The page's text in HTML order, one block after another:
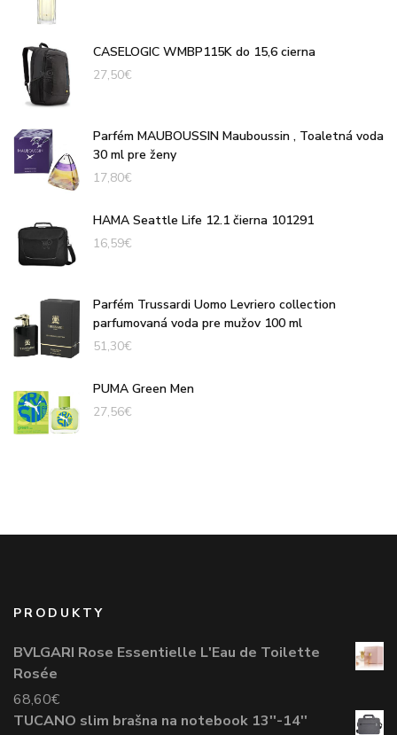
CASELOGIC WMBP115K do 15,6 cierna
27,50€
Parfém MAUBOUSSIN Mauboussin , Toaletná voda
30 ml pre ženy
17,80€
HAMA Seattle Life 12.1 čierna 101291
16,59€
Parfém Trussardi Uomo Levriero collection
parfumovaná voda pre mužov 100 ml
51,30€
PUMA Green Men
27,56€
PRODUKTY
BVLGARI Rose Essentielle L'Eau de Toilette
Rosée
68,60€
TUCANO slim brašna na notebook 13''-14''